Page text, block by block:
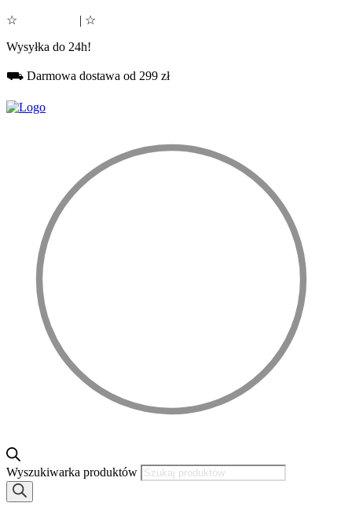
☆ | ☆
Wysyłka do 24h!
⛟ Darmowa dostawa od 299 zł
Wyszukiwarka produktów